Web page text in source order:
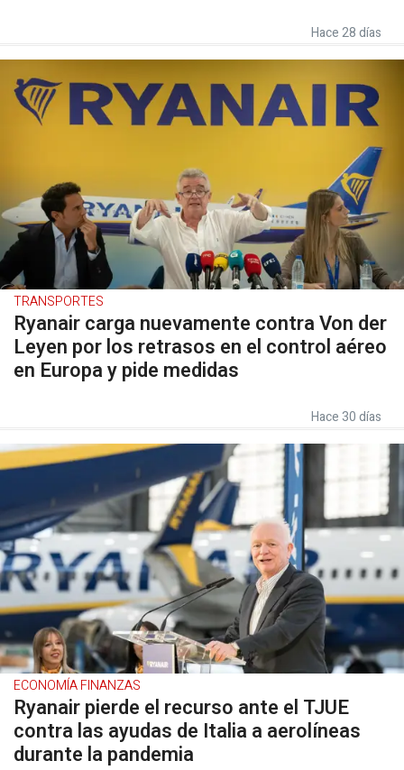
Hace 28 días
TRANSPORTES
Ryanair carga nuevamente contra Von der
Leyen por los retrasos en el control aéreo
en Europa y pide medidas
Hace 30 días
ECONOMÍA FINANZAS
Ryanair pierde el recurso ante el TJUE
contra las ayudas de Italia a aerolíneas
durante la pandemia